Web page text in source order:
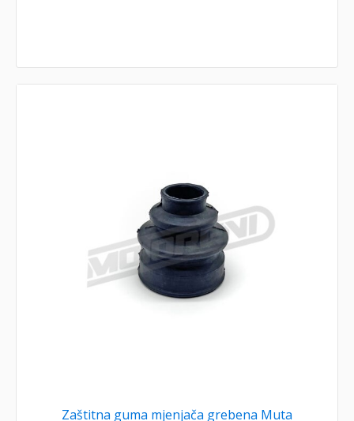
Zaštitna guma mjenjača grebena Muta